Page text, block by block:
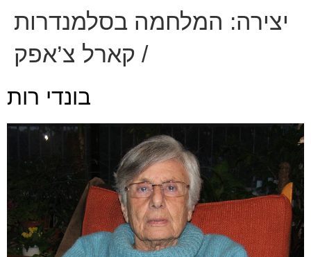
יצירה: המלחמה בסלמנדרות
/ קארל צ’אפק
בונדי רות